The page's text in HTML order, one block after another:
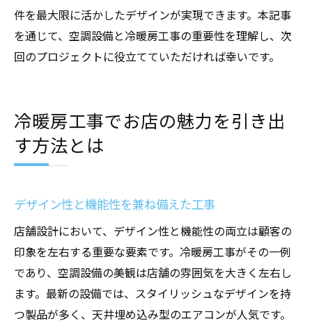
件を最大限に活かしたデザインが実現できます。本記事
を通じて、空調設備と冷暖房工事の重要性を理解し、次
回のプロジェクトに役立てていただければ幸いです。
冷暖房工事でお店の魅力を引き出
す方法とは
デザイン性と機能性を兼ね備えた工事
店舗設計において、デザイン性と機能性の両立は顧客の
印象を左右する重要な要素です。冷暖房工事がその一例
であり、空調設備の美観は店舗の雰囲気を大きく左右し
ます。最新の設備では、スタイリッシュなデザインを持
つ製品が多く、天井埋め込み型のエアコンが人気です。